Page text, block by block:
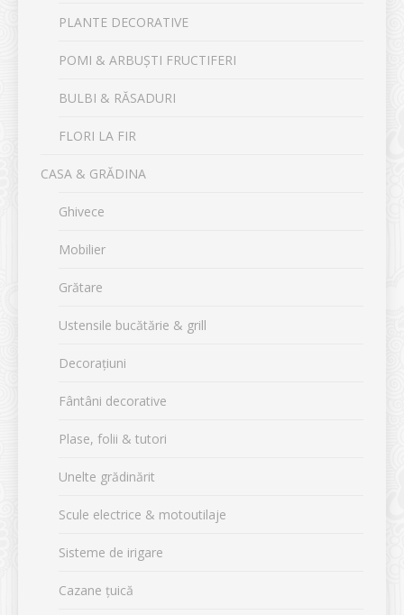
PLANTE DECORATIVE
POMI & ARBUȘTI FRUCTIFERI
BULBI & RĂSADURI
FLORI LA FIR
CASA & GRĂDINA
Ghivece
Mobilier
Grătare
Ustensile bucătărie & grill
Decorațiuni
Fântâni decorative
Plase, folii & tutori
Unelte grădinărit
Scule electrice & motoutilaje
Sisteme de irigare
Cazane țuică